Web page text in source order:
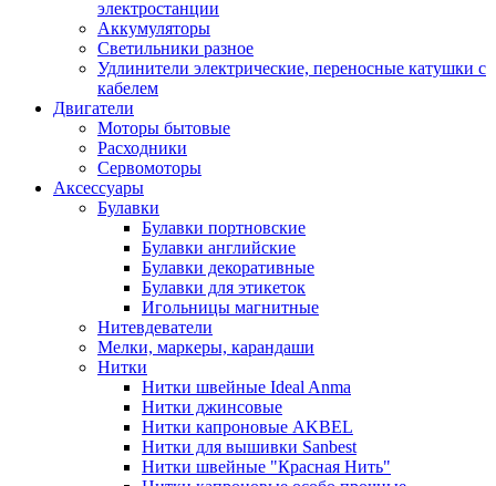
электростанции
Аккумуляторы
Светильники разное
Удлинители электрические, переносные катушки с
кабелем
Двигатели
Моторы бытовые
Расходники
Сервомоторы
Аксессуары
Булавки
Булавки портновские
Булавки английские
Булавки декоративные
Булавки для этикеток
Игольницы магнитные
Нитевдеватели
Мелки, маркеры, карандаши
Нитки
Нитки швейные Ideal Anma
Нитки джинсовые
Нитки капроновые AKBEL
Нитки для вышивки Sanbest
Нитки швейные "Красная Нить"